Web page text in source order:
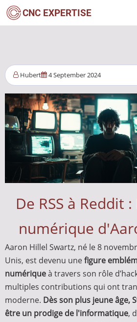
Aller
au
CNC EXPERTISE
Hubert 4 September 2024
De RSS à Reddit
numérique
Aaron Hillel Swartz, né le 8
Unis, est devenu unefigure
numériqueà travers son rôle
multiples contributions qui ont
moderne. Dès son plus jeune âge,
être un prodige de l'informatique,